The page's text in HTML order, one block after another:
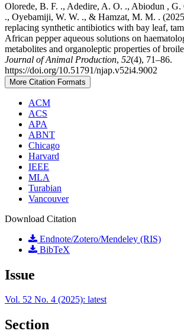
Olorede, B. F. ., Adedire, A. O. ., Abiodun , G.
., Oyebamiji, W. W. ., & Hamzat, M. M. .
replacing synthetic antibiotics with bay leaf,
African pepper aqueous solutions on
metabolites and organoleptic properties of
Journal of Animal Production, 52(4), 71–86.
https://doi.org/10.51791/njap.v52i4.9002
More Citation Formats
ACM
ACS
APA
ABNT
Chicago
Harvard
IEEE
MLA
Turabian
Vancouver
Download Citation
Endnote/Zotero/Mendeley (RIS)
BibTeX
Issue
Vol. 52 No. 4 (2025): latest
Section